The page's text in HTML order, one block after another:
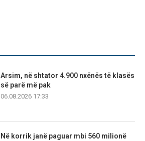
Arsim, në shtator 4.900 nxënës të klasës
së parë më pak
06.08.2026 17:33
Në korrik janë paguar mbi 560 milionë